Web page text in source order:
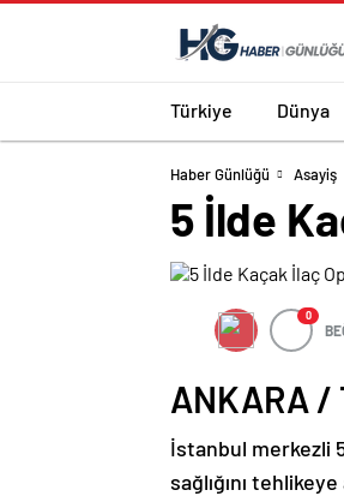
Türkiye Dünya
Haber Günlüğü Asayiş
5 İlde
0
ANKARA /
İstanbul merkezli
sağlığını